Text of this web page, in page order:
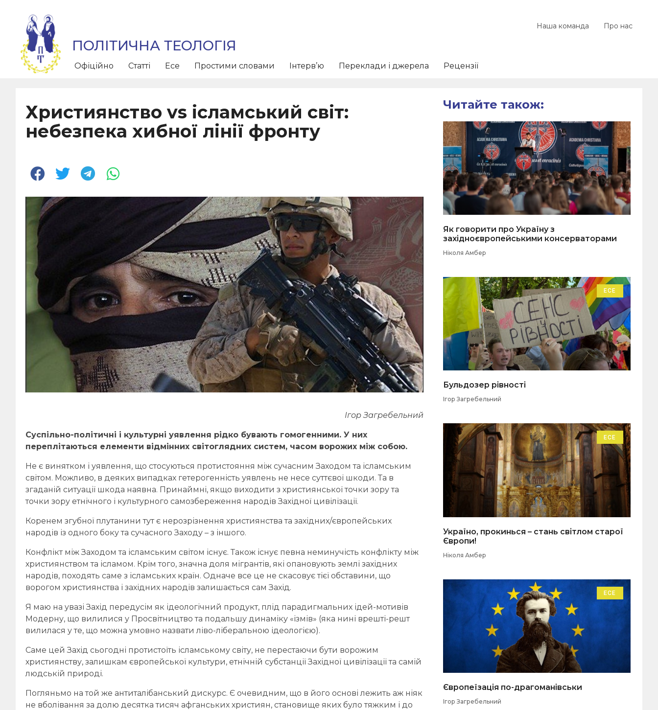
Наша команда Про нас
ПОЛІТИЧНА ТЕОЛОГІЯ
Офіційно Статті Есе Простими словами Інтерв’ю Переклади і джерела Рецензії
Християнство vs ісламський світ:
небезпека хибної лінії фронту
Ігор Загребельний
Суспільно-політичні і культурні уявлення рідко бувають гомогенними. У них
переплітаються елементи відмінних світоглядних систем, часом ворожих між собою.
Не є винятком і уявлення, що стосуються протистояння між сучасним Заходом та ісламським
світом. Можливо, в деяких випадках гетерогенність уявлень не несе суттєвої шкоди. Та в
згаданій ситуації шкода наявна. Принаймні, якщо виходити з християнської точки зору та
точки зору етнічного і культурного самозбереження народів Західної цивілізації.
Коренем згубної плутанини тут є нерозрізнення християнства та західних/європейських
народів із одного боку та сучасного Заходу – з іншого.
Конфлікт між Заходом та ісламським світом існує. Також існує певна неминучість конфлікту між
християнством та ісламом. Крім того, значна доля мігрантів, які опановують землі західних
народів, походять саме з ісламських країн. Одначе все це не скасовує тієї обставини, що
ворогом християнства і західних народів залишається сам Захід.
Я маю на увазі Захід передусім як ідеологічний продукт, плід парадигмальних ідей-мотивів
Модерну, що вилилися у Просвітництво та подальшу динаміку «ізмів» (яка нині врешті-решт
вилилася у те, що можна умовно назвати ліво-ліберальною ідеологією).
Саме цей Захід сьогодні протистоїть ісламському світу, не перестаючи бути ворожим
християнству, залишкам європейської культури, етнічній субстанції Західної цивілізації та самій
людській природі.
Погляньмо на той же антиталібанський дискурс. Є очевидним, що в його основі лежить аж ніяк
не вболівання за долю десятка тисяч афганських християн, становище яких було тяжким і до
Читайте також:
Як говорити про Україну з
західноєвропейськими консерваторами
Ніколя Амбер
ЕСЕ
Бульдозер рівності
Ігор Загребельний
ЕСЕ
Україно, прокинься – стань світлом старої
Європи!
Ніколя Амбер
ЕСЕ
Європеїзація по-драгоманівськи
Ігор Загребельний